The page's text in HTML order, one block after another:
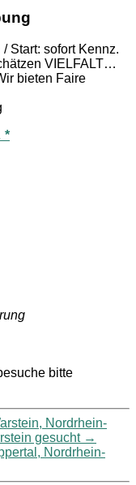
/ Start: sofort Kennz.
VIELFALT…
bieten Faire
*
bitte
Nordrhein-
gesucht →
Nordrhein-